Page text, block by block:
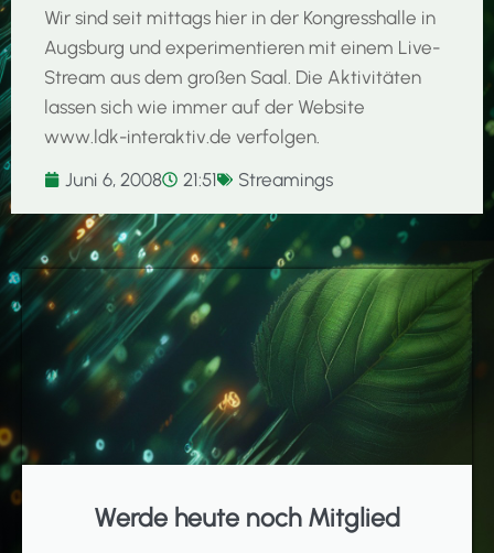
Wir sind seit mittags hier in der Kongresshalle in
Augsburg und experimentieren mit einem Live-
Stream aus dem großen Saal. Die Aktivitäten
lassen sich wie immer auf der Website
www.ldk-interaktiv.de verfolgen.
Juni 6, 2008
21:51 Streamings
Werde heute noch Mitglied